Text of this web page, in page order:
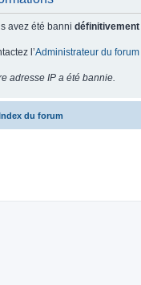
avez été banni définitivement
l’Administrateur du forum
adresse IP a été bannie.
du forum